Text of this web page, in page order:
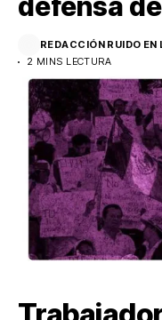
defensa
REDACCIÓN RUIDO EN
2 MINS LECTURA